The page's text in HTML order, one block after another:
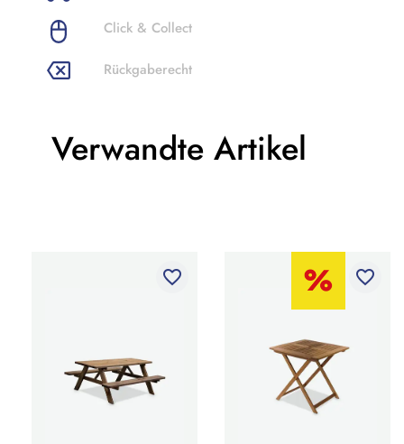
Click & Collect
Rückgaberecht
Verwandte Artikel
favorite_border favorite_border